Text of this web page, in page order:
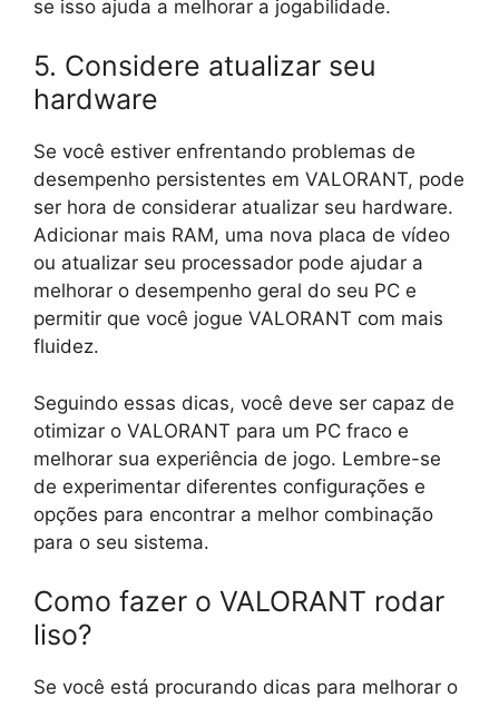
se isso ajuda a melhorar a jogabilidade.
5. Considere atualizar seu
hardware
Se você estiver enfrentando problemas de
desempenho persistentes em VALORANT, pode
ser hora de considerar atualizar seu hardware.
Adicionar mais RAM, uma nova placa de vídeo
ou atualizar seu processador pode ajudar a
melhorar o desempenho geral do seu PC e
permitir que você jogue VALORANT com mais
fluidez.
Seguindo essas dicas, você deve ser capaz de
otimizar o VALORANT para um PC fraco e
melhorar sua experiência de jogo. Lembre-se
de experimentar diferentes configurações e
opções para encontrar a melhor combinação
para o seu sistema.
Como fazer o VALORANT rodar
liso?
Se você está procurando dicas para melhorar o